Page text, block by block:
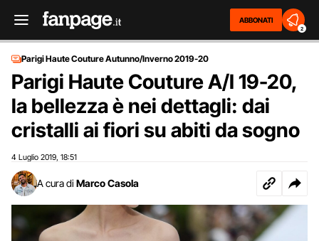
ABBONATI
2
Parigi Haute Couture Autunno/Inverno 2019-20
Parigi Haute Couture A/I 19-20,
la bellezza è nei dettagli: dai
cristalli ai fiori su abiti da sogno
4 Luglio 2019 18:51
A cura di Marco Casola